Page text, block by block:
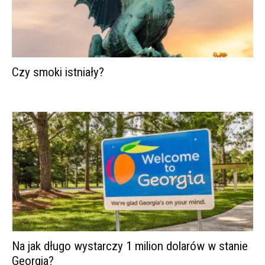
Czy smoki istniały?
Na jak długo wystarczy 1 milion dolarów w stanie
Georgia?